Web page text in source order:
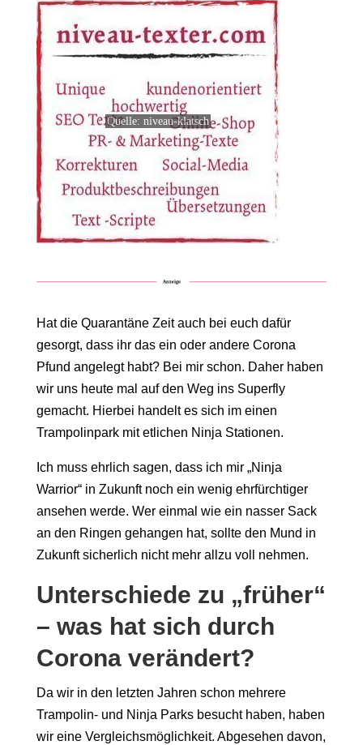
Quelle: niveau-klatsch
Hat die Quarantäne Zeit auch bei euch dafür
gesorgt, dass ihr das ein oder andere Corona
Pfund angelegt habt? Bei mir schon. Daher haben
wir uns heute mal auf den Weg ins Superfly
gemacht. Hierbei handelt es sich im einen
Trampolinpark mit etlichen Ninja Stationen.
Ich muss ehrlich sagen, dass ich mir „Ninja
Warrior“ in Zukunft noch ein wenig ehrfürchtiger
ansehen werde. Wer einmal wie ein nasser Sack
an den Ringen gehangen hat, sollte den Mund in
Zukunft sicherlich nicht mehr allzu voll nehmen.
Unterschiede zu „früher“
– was hat sich durch
Corona verändert?
Da wir in den letzten Jahren schon mehrere
Trampolin- und Ninja Parks besucht haben, haben
wir eine Vergleichsmöglichkeit. Abgesehen davon,